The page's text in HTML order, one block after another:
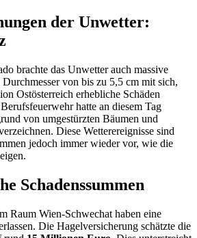
der Unwetter:
brachte das Unwetter auch massive
von bis zu 5,5 cm mit sich,
Ostösterreich erhebliche Schäden
hatte an diesem Tag
von umgestürzten Bäumen und
Diese Wetterereignisse sind
jedoch immer wieder vor, wie die
Schadenssummen
Raum Wien-Schwechat haben eine
Die Hagelversicherung schätzte die